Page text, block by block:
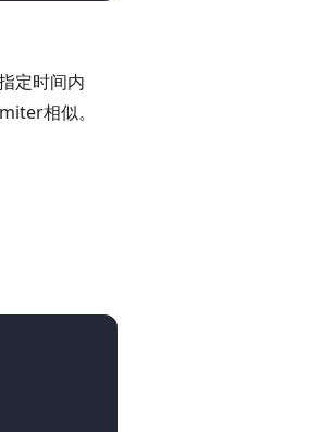
定时间内
相似。